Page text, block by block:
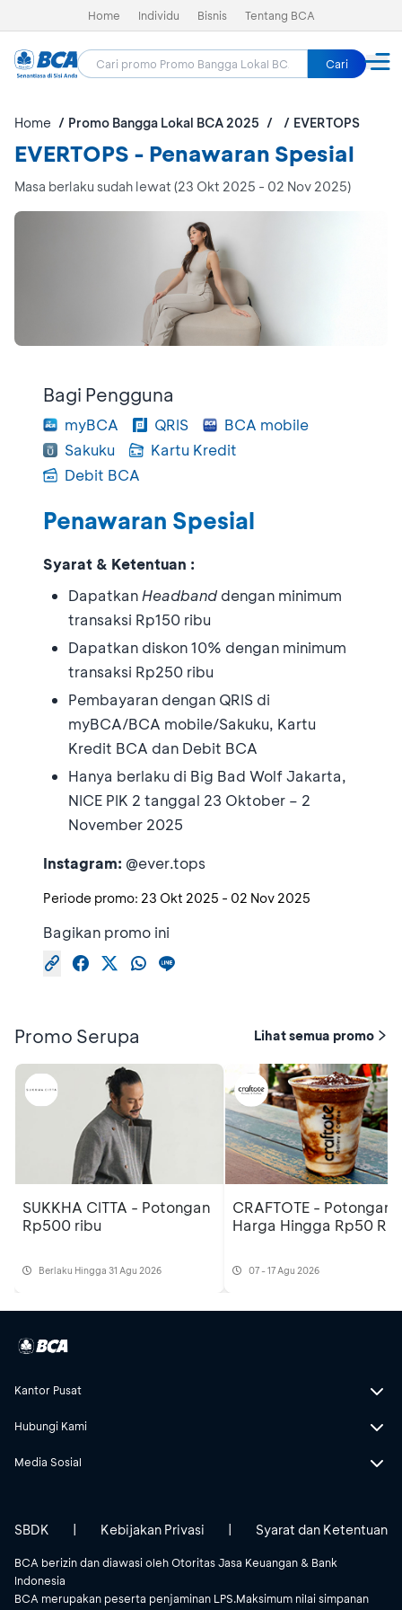
Home Individu Bisnis Tentang BCA
Cari
Home Promo Bangga Lokal BCA 2025 EVERTOPS
EVERTOPS - Penawaran Spesial
Masa berlaku sudah lewat (23 Okt 2025 - 02 Nov 2025)
Bagi Pengguna
myBCA QRIS
BCA mobile
Sakuku
Kartu Kredit
Debit BCA
Penawaran Spesial
Syarat & Ketentuan :
DapatkanHeadband dengan minimum
transaksi Rp150 ribu
Dapatkan diskon 10% dengan minimum
transaksi Rp250 ribu
Pembayaran dengan QRIS di
myBCA/BCA mobile/Sakuku, Kartu
Kredit BCA dan Debit BCA
Hanya berlaku di Big Bad Wolf Jakarta,
NICE PIK 2 tanggal 23 Oktober – 2
November 2025
Instagram: @ever.tops
Periode promo: 23 Okt 2025 - 02 Nov 2025
Bagikan promo ini
Promo Serupa Lihat semua promo
SUKKHA CITTA - Potongan
Rp500 ribu
Berlaku Hingga 31 Agu 2026
CRAFTOTE - Potongan
Harga Hingga Rp50
07 - 17 Agu 2026
Kantor Pusat
Hubungi Kami
Media Sosial
BCA berizin dan diawasi oleh Otoritas Jasa Keuangan & Bank
Indonesia
BCA merupakan peserta penjaminan LPS.Maksimum nilai simpanan
SBDK | Kebijakan Privasi | Syarat dan Ketentuan